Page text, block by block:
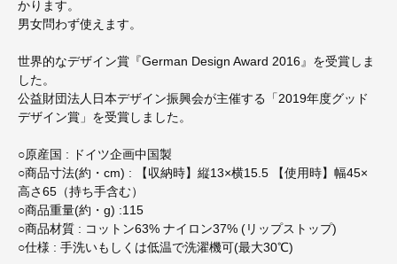
かります。
男女問わず使えます。
世界的なデザイン賞『German Design Award 2016』を受賞しま
した。
公益財団法人日本デザイン振興会が主催する「2019年度グッド
デザイン賞」を受賞しました。
○原産国 : ドイツ企画中国製
○商品寸法(約・cm) : 【収納時】縦13×横15.5 【使用時】幅45×
高さ65（持ち手含む）
○商品重量(約・g) :115
○商品材質 : コットン63% ナイロン37% (リップストップ)
○仕様 : 手洗いもしくは低温で洗濯機可(最大30℃)